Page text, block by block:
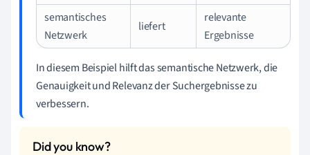
semantisches
Netzwerk
liefert
relevante
Ergebnisse
In diesem Beispiel hilft das semantische Netzwerk, die
Genauigkeit und Relevanz der Suchergebnisse zu
verbessern.